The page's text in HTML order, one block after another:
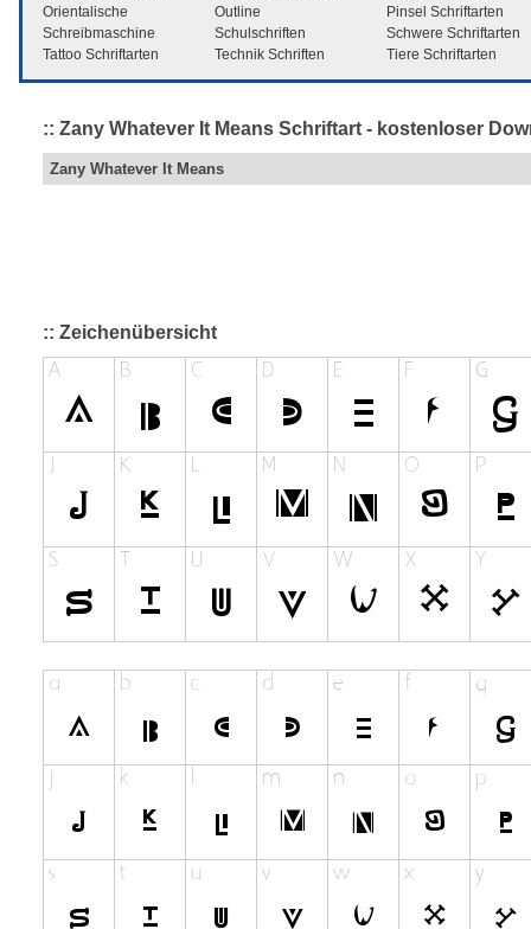
Orientalische
Outline
Pinsel Schriftarten
Schreibmaschine
Schulschriften
Schwere Schriftarten
Tattoo Schriftarten
Technik Schriften Tiere Schriftarten
:: Zany Whatever It Means Schriftart - kostenloser
Zany Whatever It Means
:: Zeichenübersicht